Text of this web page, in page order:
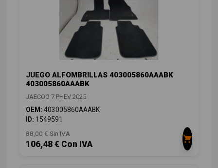
JUEGO ALFOMBRILLAS 403005860AAABK
403005860AAABK
JAECOO 7 PHEV 2025
OEM: 403005860AAABK
ID: 1549591
88,00 € Sin IVA
106,48 € Con IVA